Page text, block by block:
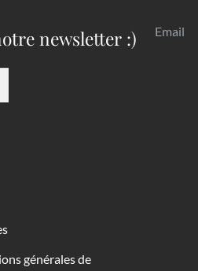
newsletter :) Email
générales de